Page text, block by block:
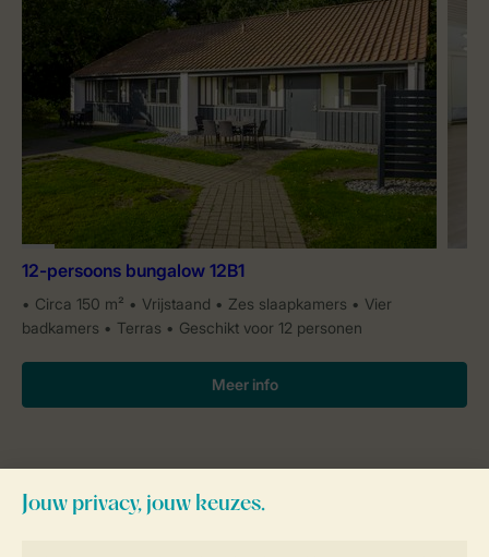
12-persoons bungalow 12B1
Circa 150 m² Vrijstaand Zes slaapkamers
Vier
badkamers
Terras Geschikt voor 12 personen
Meer info